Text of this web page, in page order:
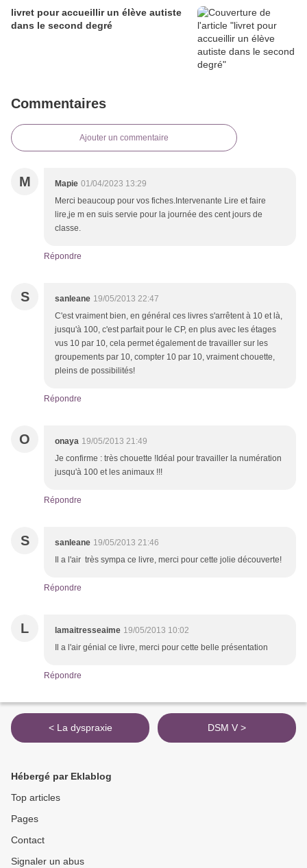
livret pour accueillir un élève autiste
dans le second degré
Commentaires
Ajouter un commentaire
M Mapie 01/04/2023 13:29
Merci beaucoup pour vos fiches.Intervenante Lire et faire
lire,je m en suis servie pour la journée des cent jours de
classe.
Répondre
S sanleane 19/05/2013 22:47
C'est vraiment bien, en général ces livres s'arrêtent à 10 et là,
jusqu'à 100, c'est parfait pour le CP, en plus avec les étages
vus 10 par 10, cela permet également de travailler sur les
groupements par 10, compter 10 par 10, vraiment chouette,
pleins de possibilités!
Répondre
O onaya 19/05/2013 21:49
Je confirme : très chouette !Idéal pour travailler la numération
jusqu'à 100 et les animaux !!!
Répondre
S sanleane 19/05/2013 21:46
Il a l'air très sympa ce livre, merci pour cette jolie découverte!
Répondre
L lamaitresseaime 19/05/2013 10:02
Il a l'air génial ce livre, merci pour cette belle présentation
Répondre
< La dyspraxie DSM V >
Hébergé par Eklablog
Top articles
Pages
Contact
Signaler un abus